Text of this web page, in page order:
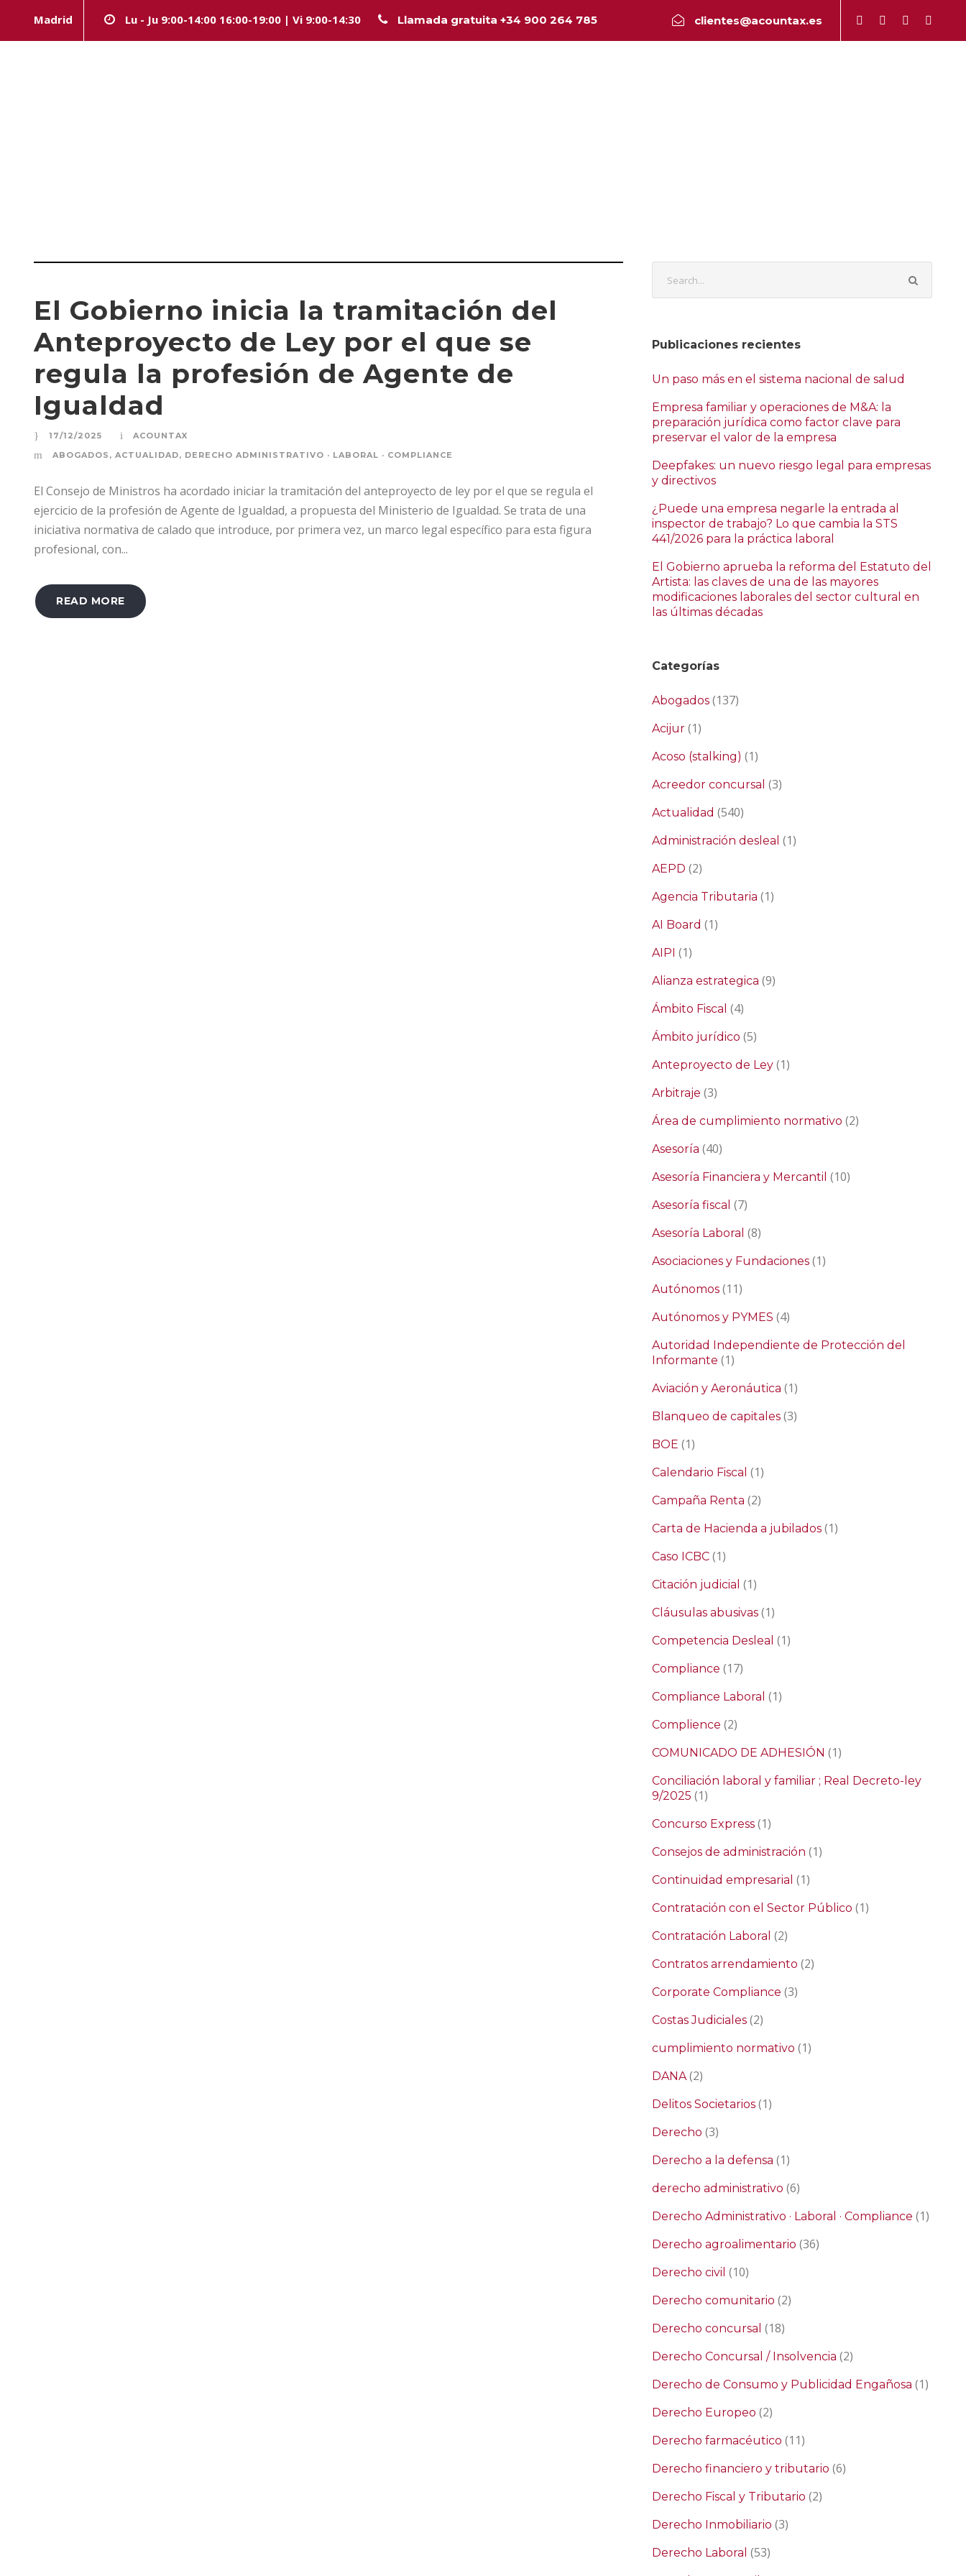
Madrid Lu - Ju 9:00-14:00 16:00-19:00 | Vi 9:00-14:30 Llamada gratuita +34 900 264 785 clientes@acountax.es
El Gobierno inicia la tramitación del
Anteproyecto de Ley por el que se
regula la profesión de Agente de
Igualdad
17/12/2025
ACOUNTAX
ABOGADOS , ACTUALIDAD, DERECHO ADMINISTRATIVO · LABORAL · COMPLIANCE
El Consejo de Ministros ha acordado iniciar la tramitación del anteproyecto de ley por el que se regula el
ejercicio de la profesión de Agente de Igualdad, a propuesta del Ministerio de Igualdad. Se trata de una
iniciativa normativa de calado que introduce, por primera vez, un marco legal específico para esta figura
profesional, con...
READ MORE
Publicaciones recientes
Un paso más en el sistema nacional de salud
Empresa familiar y operaciones de M&A: la
preparación jurídica como factor clave para
preservar el valor de la empresa
Deepfakes: un nuevo riesgo legal para empresas
y directivos
¿Puede una empresa negarle la entrada al
inspector de trabajo? Lo que cambia la STS
441/2026 para la práctica laboral
El Gobierno aprueba la reforma del Estatuto del
Artista: las claves de una de las mayores
modificaciones laborales del sector cultural en
las últimas décadas
Categorías
Abogados (137)
Acijur (1)
Acoso (stalking) (1)
Acreedor concursal (3)
Actualidad (540)
Administración desleal (1)
AEPD (2)
Agencia Tributaria (1)
AI Board (1)
AIPI (1)
Alianza estrategica (9)
Ámbito Fiscal (4)
Ámbito jurídico (5)
Anteproyecto de Ley (1)
Arbitraje (3)
Área de cumplimiento normativo (2)
Asesoría (40)
Asesoría Financiera y Mercantil (10)
Asesoría fiscal (7)
Asesoría Laboral (8)
Asociaciones y Fundaciones (1)
Autónomos (11)
Autónomos y PYMES (4)
Autoridad Independiente de Protección del
Informante (1)
Aviación y Aeronáutica (1)
Blanqueo de capitales (3)
BOE (1)
Calendario Fiscal (1)
Campaña Renta (2)
Carta de Hacienda a jubilados (1)
Caso ICBC (1)
Citación judicial (1)
Cláusulas abusivas (1)
Competencia Desleal (1)
Compliance (17)
Compliance Laboral (1)
Complience (2)
COMUNICADO DE ADHESIÓN (1)
Conciliación laboral y familiar ; Real Decreto-ley
9/2025 (1)
Concurso Express (1)
Consejos de administración (1)
Continuidad empresarial (1)
Contratación con el Sector Público (1)
Contratación Laboral (2)
Contratos arrendamiento (2)
Corporate Compliance (3)
Costas Judiciales (2)
cumplimiento normativo (1)
DANA(2)
Delitos Societarios (1)
Derecho (3)
Derecho a la defensa (1)
derecho administrativo (6)
Derecho Administrativo · Laboral · Compliance (1)
Derecho agroalimentario (36)
Derecho civil (10)
Derecho comunitario (2)
Derecho concursal (18)
Derecho Concursal / Insolvencia (2)
Derecho de Consumo y Publicidad Engañosa (1)
Derecho Europeo (2)
Derecho farmacéutico (11)
Derecho financiero y tributario (6)
Derecho Fiscal y Tributario (2)
Derecho Inmobiliario (3)
Derecho Laboral (53)